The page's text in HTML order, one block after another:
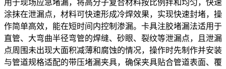
用于现场应急堵漏，将高分子复合材料按比例拌和均匀，快速
涂抹在泄漏点，材料可快速形成冷焊效果，实现快速封堵，操
作简单高效，能在短时间内控制渗漏。卡具注胶堵漏法适用于
直管、大弯曲半径弯管的焊缝、砂眼、裂纹等泄漏点，且泄漏
点周围未出现大面积减薄和腐蚀的情况，操作时先制作并安装
与管道规格适配的带压堵漏夹具，确保夹具贴合管道表面、覆